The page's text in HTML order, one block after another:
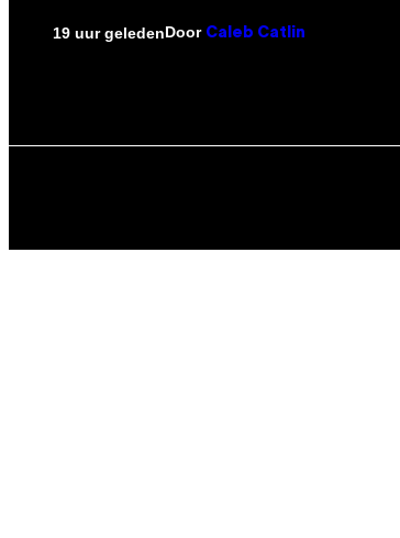
19 uur geledenDoor Caleb Catlin